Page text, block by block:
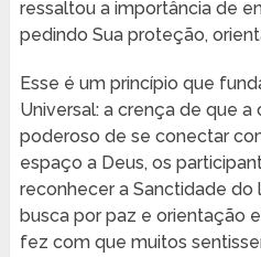
ressaltou a importância de
pedindo Sua proteção,
Esse é um princípio que
Universal: a crença de que
poderoso de se conectar
espaço a Deus, os
reconhecer a Sanctidade do
busca por paz e orientação
fez com que muitos